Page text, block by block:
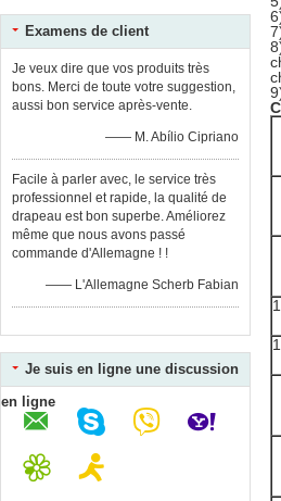
Examens de client
Je veux dire que vos produits très
bons. Merci de toute votre suggestion,
aussi bon service après-vente.
—— M. Abílio Cipriano
Facile à parler avec, le service très
professionnel et rapide, la qualité de
drapeau est bon superbe. Améliorez
même que nous avons passé
commande d'Allemagne ! !
—— L'Allemagne Scherb Fabian
Je suis en ligne une discussion
en ligne